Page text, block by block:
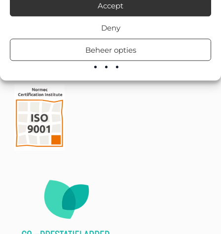
Accept
Deny
Beheer opties